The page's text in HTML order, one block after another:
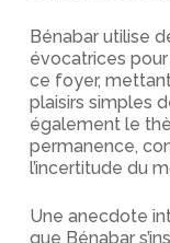
Bénabar utilise
évocatrices
ce foyer,
plaisirs simples
également le
permanence,
l’incertitude du
Une anecdote
que Bénabar